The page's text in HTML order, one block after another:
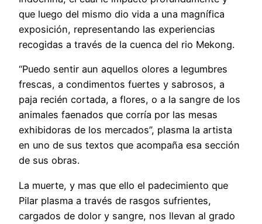
que luego del mismo dio vida a una magnífica
exposición, representando las experiencias
recogidas a través de la cuenca del rio Mekong.
“Puedo sentir aun aquellos olores a legumbres
frescas, a condimentos fuertes y sabrosos, a
paja recién cortada, a flores, o a la sangre de los
animales faenados que corría por las mesas
exhibidoras de los mercados”, plasma la artista
en uno de sus textos que acompaña esa sección
de sus obras.
La muerte, y mas que ello el padecimiento que
Pilar plasma a través de rasgos sufrientes,
cargados de dolor y sangre, nos llevan al grado